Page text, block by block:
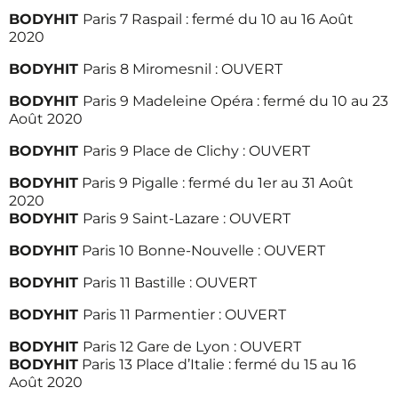
BODYHIT Paris 7 Raspail : fermé du 10 au 16 Août
2020
BODYHIT Paris 8 Miromesnil : OUVERT
BODYHIT Paris 9 Madeleine Opéra : fermé du 10 au 23
Août 2020
BODYHIT Paris 9 Place de Clichy : OUVERT
BODYHIT Paris 9 Pigalle : fermé du 1er au 31 Août
2020
BODYHIT Paris 9 Saint-Lazare : OUVERT
BODYHIT Paris 10 Bonne-Nouvelle : OUVERT
BODYHIT Paris 11 Bastille : OUVERT
BODYHIT Paris 11 Parmentier : OUVERT
BODYHIT Paris 12 Gare de Lyon : OUVERT
BODYHIT Paris 13 Place d’Italie : fermé du 15 au 16
Août 2020